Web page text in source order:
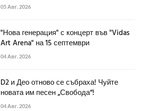
05 Авг. 2026
"Нова генерация" с концерт във "Vidas
Art Arena" на 15 септември
04 Авг. 2026
D2 и Део отново се събраха! Чуйте
новата им песен „Свобода“!
04 Авг. 2026